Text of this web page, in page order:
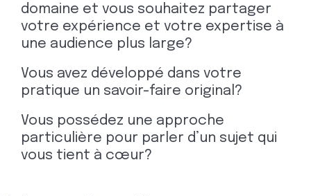
domaine et vous souhaitez partager
votre expérience et votre expertise à
une audience plus large?
Vous avez développé dans votre
pratique un savoir-faire original?
Vous possédez une approche
particulière pour parler d’un sujet qui
vous tient à cœur?